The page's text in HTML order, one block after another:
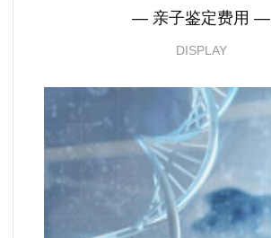
— 亲子鉴定费用 —
DISPLAY